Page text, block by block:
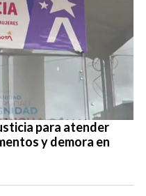
para atender
y demora en